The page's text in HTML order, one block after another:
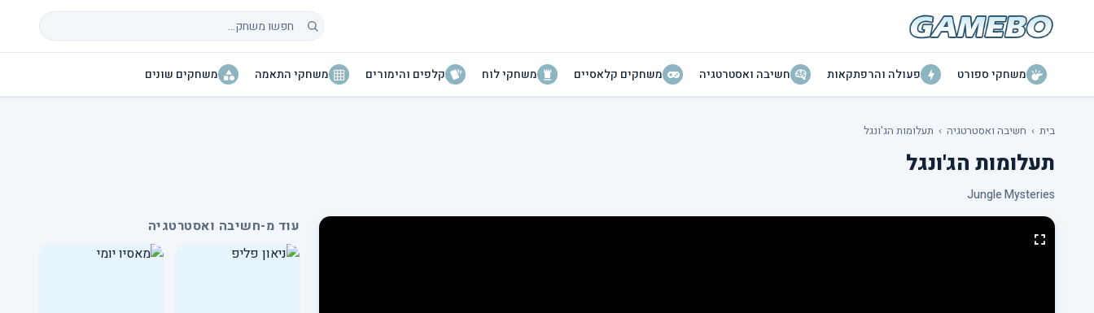
חיפוש משחקים
משחקי ספורט פעולה והרפתקאות חשיבה ואסטרטגיה משחקים קלאסיים משחקי לוח קלפים והימורים משחקי התאמה משחקים שונים
בית › חשיבה ואסטרטגיה › תעלומות הג'ונגל
תעלומות הג'ונגל
Jungle Mysteries
עוד מ-חשיבה ואסטרטגיה